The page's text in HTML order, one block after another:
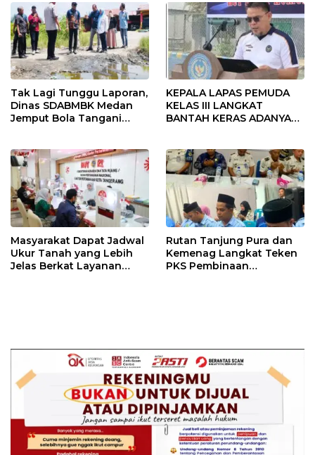
Tak Lagi Tunggu Laporan,
Dinas SDABMBK Medan
Jemput Bola Tangani
KEPALA LAPAS PEMUDA
KELAS III LANGKAT
BANTAH KERAS ADANYA
TENTANG SINDIKAT
PENIPU PENJUALAN EMAS
Masyarakat Dapat Jadwal
Ukur Tanah yang Lebih
Jelas Berkat Layanan
Rutan Tanjung Pura dan
Kemenag Langkat Teken
PKS Pembinaan